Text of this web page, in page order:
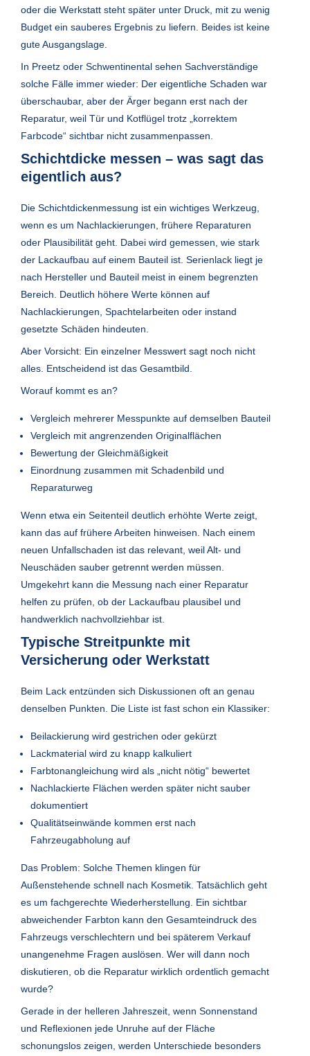
oder die Werkstatt steht später unter Druck, mit zu wenig
Budget ein sauberes Ergebnis zu liefern. Beides ist keine
gute Ausgangslage.
In Preetz oder Schwentinental sehen Sachverständige
solche Fälle immer wieder: Der eigentliche Schaden war
überschaubar, aber der Ärger begann erst nach der
Reparatur, weil Tür und Kotflügel trotz „korrektem
Farbcode“ sichtbar nicht zusammenpassen.
Schichtdicke messen – was sagt das
eigentlich aus?
Die Schichtdickenmessung ist ein wichtiges Werkzeug,
wenn es um Nachlackierungen, frühere Reparaturen
oder Plausibilität geht. Dabei wird gemessen, wie stark
der Lackaufbau auf einem Bauteil ist. Serienlack liegt je
nach Hersteller und Bauteil meist in einem begrenzten
Bereich. Deutlich höhere Werte können auf
Nachlackierungen, Spachtelarbeiten oder instand
gesetzte Schäden hindeuten.
Aber Vorsicht: Ein einzelner Messwert sagt noch nicht
alles. Entscheidend ist das Gesamtbild.
Worauf kommt es an?
Vergleich mehrerer Messpunkte auf demselben Bauteil
Vergleich mit angrenzenden Originalflächen
Bewertung der Gleichmäßigkeit
Einordnung zusammen mit Schadenbild und
Reparaturweg
Wenn etwa ein Seitenteil deutlich erhöhte Werte zeigt,
kann das auf frühere Arbeiten hinweisen. Nach einem
neuen Unfallschaden ist das relevant, weil Alt- und
Neuschäden sauber getrennt werden müssen.
Umgekehrt kann die Messung nach einer Reparatur
helfen zu prüfen, ob der Lackaufbau plausibel und
handwerklich nachvollziehbar ist.
Typische Streitpunkte mit
Versicherung oder Werkstatt
Beim Lack entzünden sich Diskussionen oft an genau
denselben Punkten. Die Liste ist fast schon ein Klassiker:
Beilackierung wird gestrichen oder gekürzt
Lackmaterial wird zu knapp kalkuliert
Farbtonangleichung wird als „nicht nötig“ bewertet
Nachlackierte Flächen werden später nicht sauber
dokumentiert
Qualitätseinwände kommen erst nach
Fahrzeugabholung auf
Das Problem: Solche Themen klingen für
Außenstehende schnell nach Kosmetik. Tatsächlich geht
es um fachgerechte Wiederherstellung. Ein sichtbar
abweichender Farbton kann den Gesamteindruck des
Fahrzeugs verschlechtern und bei späterem Verkauf
unangenehme Fragen auslösen. Wer will dann noch
diskutieren, ob die Reparatur wirklich ordentlich gemacht
wurde?
Gerade in der helleren Jahreszeit, wenn Sonnenstand
und Reflexionen jede Unruhe auf der Fläche
schonungslos zeigen, werden Unterschiede besonders